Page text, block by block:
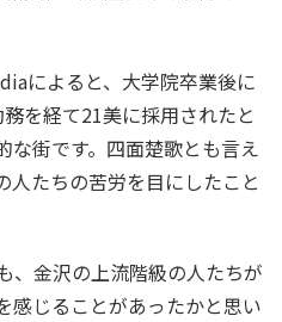
によると、大学院卒業後に
を経て21美に採用されたと
な街です。四面楚歌とも言え
人たちの苦労を目にしたこと
、金沢の上流階級の人たちが
感じることがあったかと思い